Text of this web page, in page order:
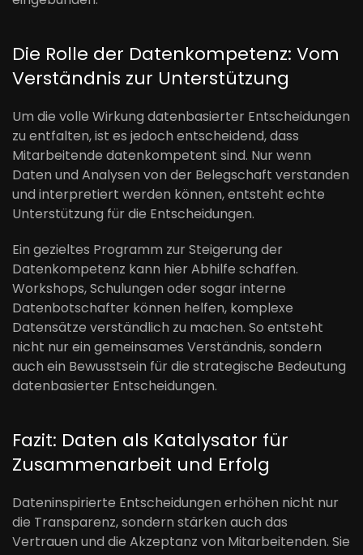
Die Rolle der Datenkompetenz: Vom
Verständnis zur Unterstützung
Um die volle Wirkung datenbasierter Entscheidungen
zu entfalten, ist es jedoch entscheidend, dass
Mitarbeitende datenkompetent sind. Nur wenn
Daten und Analysen von der Belegschaft verstanden
und interpretiert werden können, entsteht echte
Unterstützung für die Entscheidungen.
Ein gezieltes Programm zur Steigerung der
Datenkompetenz kann hier Abhilfe schaffen.
Workshops, Schulungen oder sogar interne
Datenbotschafter können helfen, komplexe
Datensätze verständlich zu machen. So entsteht
nicht nur ein gemeinsames Verständnis, sondern
auch ein Bewusstsein für die strategische Bedeutung
datenbasierter Entscheidungen.
Fazit: Daten als Katalysator für
Zusammenarbeit und Erfolg
Dateninspirierte Entscheidungen erhöhen nicht nur
die Transparenz, sondern stärken auch das
Vertrauen und die Akzeptanz von Mitarbeitenden. Sie